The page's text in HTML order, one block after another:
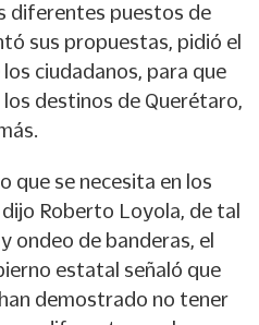
diferentes puestos de
sus propuestas, pidió el
ciudadanos, para que
los destinos de Querétaro,
que se necesita en los
Roberto Loyola, de tal
ondeo de banderas, el
estatal señaló que
demostrado no tener